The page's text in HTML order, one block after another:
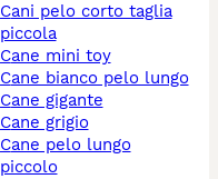
cani pelo corto taglia
piccola
cane mini toy
cane bianco pelo lungo
cane gigante
cane grigio
cane pelo lungo
piccolo